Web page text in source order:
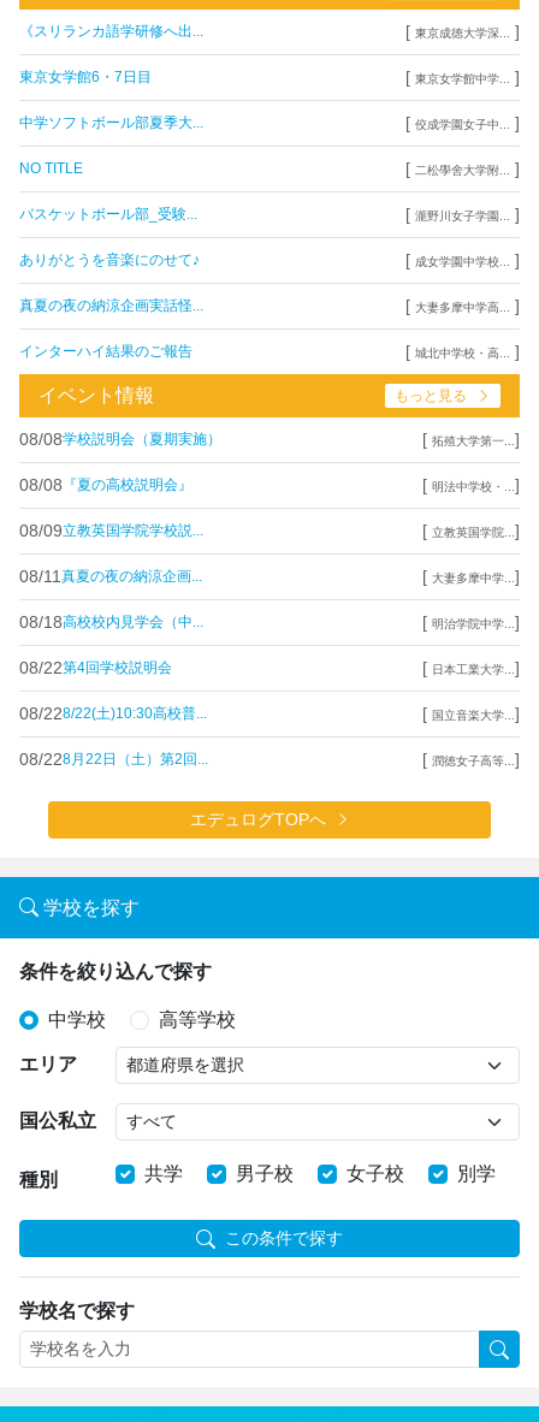
《スリランカ語学研修へ出... [ 東京成徳大学深... ]
東京女学館6・7日目 [ 東京女学館中学... ]
中学ソフトボール部夏季大... [ 佼成学園女子中... ]
NO TITLE [ 二松學舍大学附... ]
バスケットボール部_受験... [ 瀧野川女子学園... ]
ありがとうを音楽にのせて♪ [ 成女学園中学校... ]
真夏の夜の納涼企画実話怪... [ 大妻多摩中学高... ]
インターハイ結果のご報告 [ 城北中学校・高... ]
イベント情報 もっと見る
08/08学校説明会（夏期実施） [ 拓殖大学第一... ]
08/08 『夏の高校説明会』 [ 明法中学校・... ]
08/09立教英国学院学校説... [ 立教英国学院... ]
08/11 真夏の夜の納涼企画... [ 大妻多摩中学... ]
08/18高校校内見学会（中... [ 明治学院中学... ]
08/22第4回学校説明会 [ 日本工業大学... ]
08/228/22(土)10:30高校普... [ 国立音楽大学... ]
08/228月22日（土）第2回... [ 潤徳女子高等... ]
エデュログTOPへ
学校を探す
条件を絞り込んで探す
中学校 高等学校
エリア
国公私立
種別 共学 男子校 女子校 別学
この条件で探す
学校名で探す